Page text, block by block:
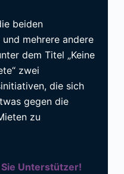
beiden
mehrere andere
dem Titel „Keine
zwei
die sich
gegen die
zu
Unterstützer!